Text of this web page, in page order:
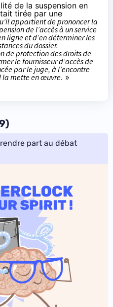
de la suspension en
tirée par une
appartient de prononcer la
de l’accès à un service
ligne et d’en déterminer les
du dossier.
de protection des droits de
le fournisseur d’accès de
par le juge, à l’encontre
la mette en œuvre. »
part au débat